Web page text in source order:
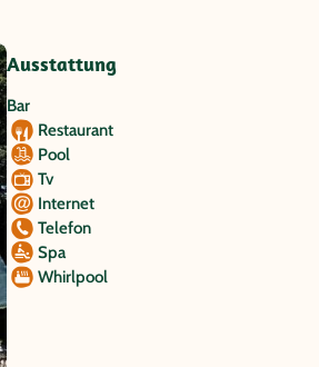
Ausstattung
Bar
Restaurant
Pool
Tv
Internet
Telefon
Spa
Whirlpool